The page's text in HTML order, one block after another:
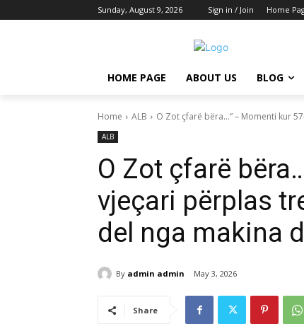
Sunday, August 9, 2026 Sign in / Join Home
HOME PAGE ABOUT US BLOG
Home ALB O Zot çfarë bëra…” – Momenti kur
ALB
O Zot çfarë
vjeçari përplas
del nga makina
By admin admin May 3, 2026
Share